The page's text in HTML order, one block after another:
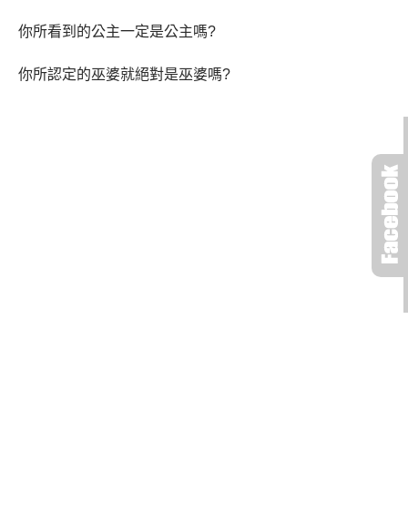
你所看到的公主一定是公主嗎?
你所認定的巫婆就絕對是巫婆嗎?